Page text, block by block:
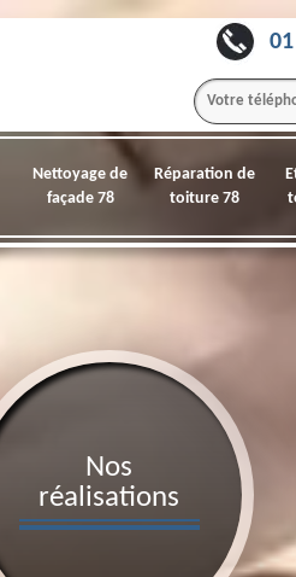
Nettoyage de
façade 78
Réparation de
toiture 78
Nos
réalisations